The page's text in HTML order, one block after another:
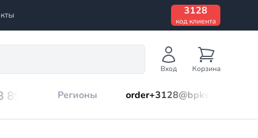
3128
код клиента
Вход Корзина
Регионы order+3128@bpks.ru